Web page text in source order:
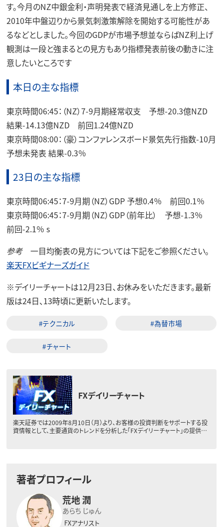
す。今月のNZ中銀金利・声明発表で経済見通しを上方修正、
2010年中盤辺りから景気刺激策解除を開始する可能性があ
るなどとしました。今回のGDPが市場予想並ならばNZ利上げ
観測は一段と強まるとの見方もあり指標発表前後の動きに注
意したいところです
本日の主な指標
東京時間06:45：（NZ）7-9月期経常収支 予想-20.3億NZD
結果-14.13億NZD 前回1.24億NZD
東京時間08:00：（豪）コンファレンスボード景気先行指数-10月
予想未発表 結果-0.3％
23日の主な指標
東京時間06:45：7-9月期（NZ）GDP 予想0.4％ 前回0.1％
東京時間06:45：7-9月期（NZ）GDP（前年比） 予想-1.3％
前回-2.1％ s
参考一目均衡表の見方については下記をご参照ください。
楽天FXビギナーズガイド
※デイリーチャートは12月23日、お休みをいただきます。最新
版は24日、13時頃に更新いたします。
#テクニカル #為替市場
#チャート
FXデイリーチャート
楽天証券では2009年8月10日（月）より、お客様の投資判断をサポートする投
資情報として、主要通貨のトレンドを分析した「FXデイリーチャート」の提供…
著者プロフィール
荒地 潤
あらち じゅん
FXアナリスト